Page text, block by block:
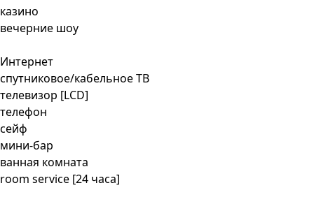
казино
вечерние шоу
Интернет
спутниковое/кабельное ТВ
телевизор [LCD]
телефон
сейф
мини-бар
ванная комната
room service [24 часа]